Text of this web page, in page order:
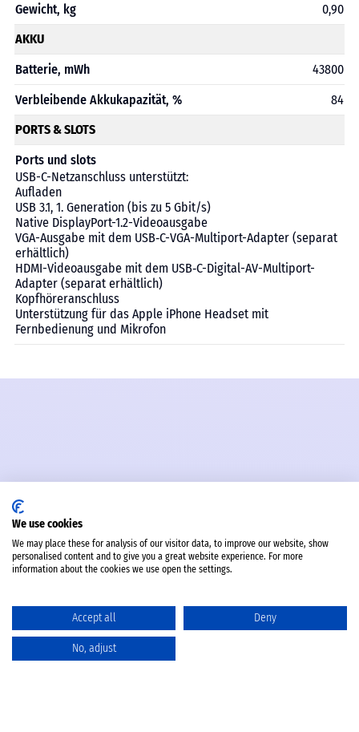
Gewicht, kg
0,90
AKKU
Batterie, mWh
43800
Verbleibende Akkukapazität, %
84
PORTS & SLOTS
Ports und slots
USB-C-Netzanschluss unterstützt:
Aufladen
USB 3.1, 1. Generation (bis zu 5 Gbit/s)
Native DisplayPort-1.2-Videoausgabe
VGA-Ausgabe mit dem USB‑C-VGA-Multiport-Adapter (separat
erhältlich)
HDMI-Videoausgabe mit dem USB‑C-Digital-AV-Multiport-
Adapter (separat erhältlich)
Kopfhöreranschluss
Unterstützung für das Apple iPhone Headset mit
Fernbedienung und Mikrofon
We use cookies
We may place these for analysis of our visitor data, to improve our website, show
personalised content and to give you a great website experience. For more
information about the cookies we use open the settings.
Accept all Deny
No, adjust